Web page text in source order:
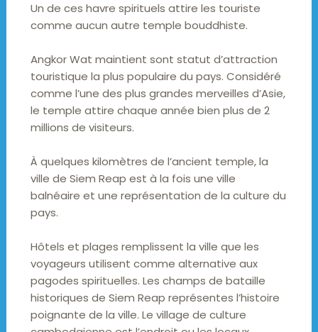
Un de ces havre spirituels attire les touriste
comme aucun autre temple bouddhiste.
Angkor Wat maintient sont statut d’attraction
touristique la plus populaire du pays. Considéré
comme l’une des plus grandes merveilles d’Asie,
le temple attire chaque année bien plus de 2
millions de visiteurs.
À quelques kilomètres de l’ancient temple, la
ville de Siem Reap est à la fois une ville
balnéaire et une représentation de la culture du
pays.
Hôtels et plages remplissent la ville que les
voyageurs utilisent comme alternative aux
pagodes spirituelles. Les champs de bataille
historiques de Siem Reap représentes l’histoire
poignante de la ville. Le village de culture